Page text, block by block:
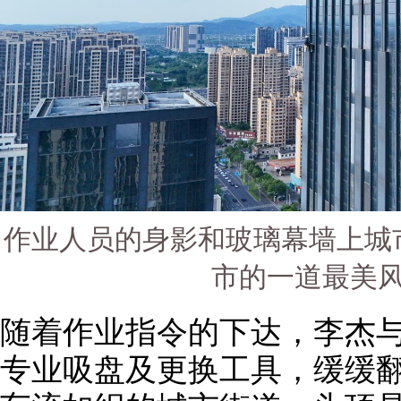
作业人员的身影和玻璃幕墙上
市的一道最美
随着作业指令的下达，李杰
专业吸盘及更换工具，缓缓